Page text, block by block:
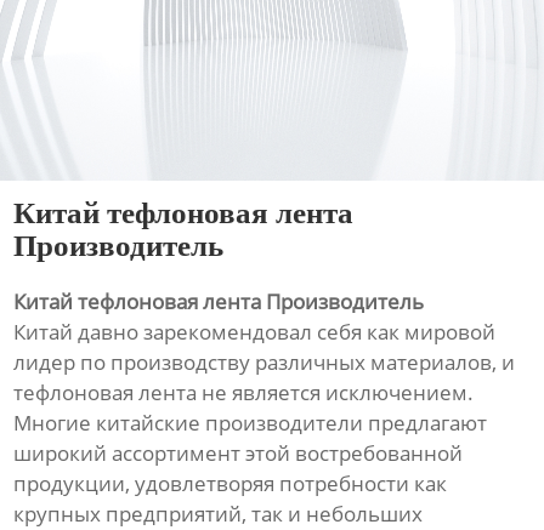
Контакты
Китай тефлоновая лента
Производитель
Китай тефлоновая лента Производитель
Китай давно зарекомендовал себя как мировой
лидер по производству различных материалов, и
тефлоновая лента не является исключением.
Многие китайские производители предлагают
широкий ассортимент этой востребованной
продукции, удовлетворяя потребности как
крупных предприятий, так и небольших